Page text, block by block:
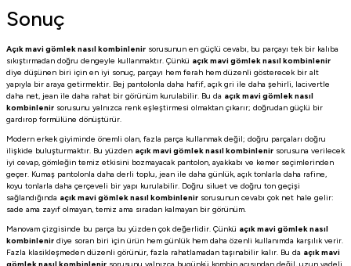
Sonuç
Açık mavi gömlek nasıl kombinlenir sorusunun en güçlü cevabı, bu parçayı tek bir kalıba
sıkıştırmadan doğru dengeyle kullanmaktır. Çünkü açık mavi gömlek nasıl kombinlenir
diye düşünen biri için en iyi sonuç, parçayı hem ferah hem düzenli gösterecek bir alt
yapıyla bir araya getirmektir. Bej pantolonla daha hafif, açık gri ile daha şehirli, lacivertle
daha net, jean ile daha rahat bir görünüm kurulabilir. Bu da açık mavi gömlek nasıl
kombinlenir sorusunu yalnızca renk eşleştirmesi olmaktan çıkarır; doğrudan güçlü bir
gardırop formülüne dönüştürür.
Modern erkek giyiminde önemli olan, fazla parça kullanmak değil; doğru parçaları doğru
ilişkide buluşturmaktır. Bu yüzden açık mavi gömlek nasıl kombinlenir sorusuna verilecek
iyi cevap, gömleğin temiz etkisini bozmayacak pantolon, ayakkabı ve kemer seçimlerinden
geçer. Kumaş pantolonla daha derli toplu, jean ile daha günlük, açık tonlarla daha rafine,
koyu tonlarla daha çerçeveli bir yapı kurulabilir. Doğru siluet ve doğru ton geçişi
sağlandığında açık mavi gömlek nasıl kombinlenir sorusunun cevabı çok net hale gelir:
sade ama zayıf olmayan, temiz ama sıradan kalmayan bir görünüm.
Manovam çizgisinde bu parça bu yüzden çok değerlidir. Çünkü açık mavi gömlek nasıl
kombinlenir diye soran biri için ürün hem günlük hem daha özenli kullanımda karşılık verir.
Fazla klasikleşmeden düzenli görünür, fazla rahatlamadan taşınabilir kalır. Bu da açık mavi